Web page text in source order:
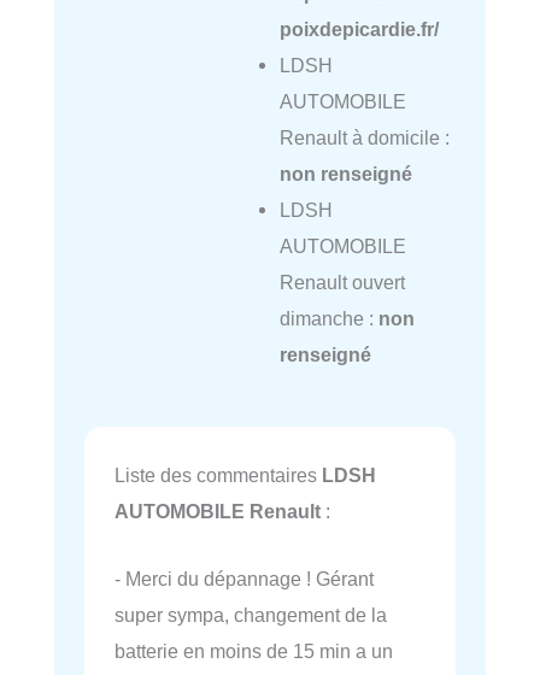
poixdepicardie.fr/
LDSH
AUTOMOBILE
Renault à domicile :
non renseigné
LDSH
AUTOMOBILE
Renault ouvert
dimanche : non
renseigné
Liste des commentaires LDSH
AUTOMOBILE Renault :
- Merci du dépannage ! Gérant
super sympa, changement de la
batterie en moins de 15 min a un